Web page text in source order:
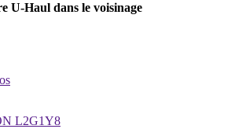
U-Haul dans le voisinage
L2G1Y8